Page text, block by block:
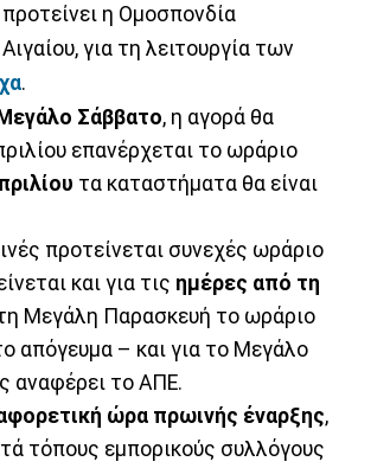
προτείνει η Ομοσπονδία
για τη λειτουργία των
.
Σάββατο, η αγορά θα
επανέρχεται το ωράριο
τα καταστήματα θα είναι
προτείνεται συνεχές ωράριο
και για τις ημέρες από τη
Μεγάλη Παρασκευή το ωράριο
απόγευμα – και για το Μεγάλο
αναφέρει το ΑΠΕ.
ώρα πρωινής έναρξης,
τόπους εμπορικούς συλλόγους